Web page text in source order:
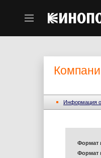
Информация
Формат
Формат